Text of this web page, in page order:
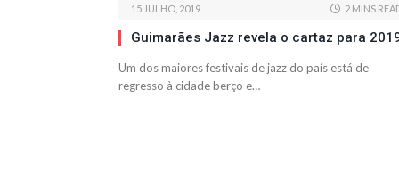
15 JULHO, 2019 2 MINS
Guimarães Jazz revela o cartaz para
Um dos maiores festivais de jazz do país está de
regresso à cidade berço e…